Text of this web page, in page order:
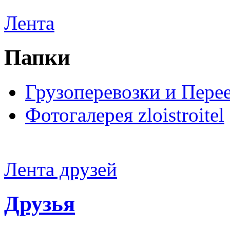
Лента
Папки
Грузоперевозки и
Фотогалерея zloistroitel
Лента друзей
Друзья